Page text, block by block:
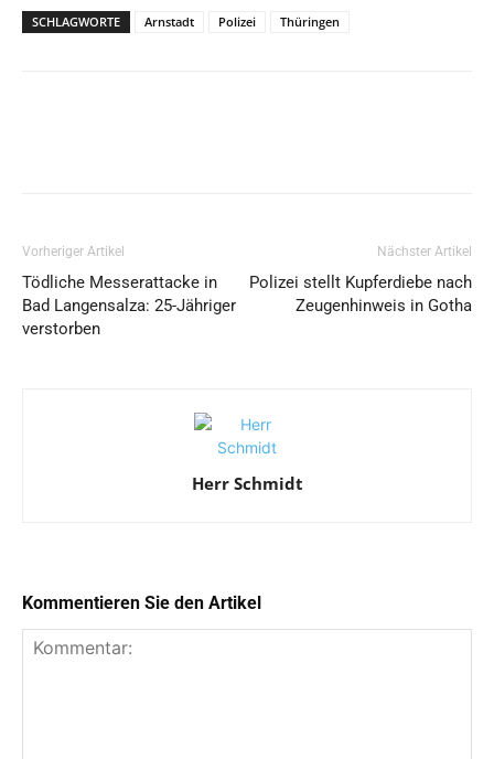
SCHLAGWORTE Arnstadt Polizei Thüringen
Vorheriger Artikel
Tödliche Messerattacke in
Bad Langensalza: 25-Jähriger
verstorben
Nächster Artikel
Polizei stellt Kupferdiebe nach
Zeugenhinweis in Gotha
Herr Schmidt
Kommentieren Sie den Artikel